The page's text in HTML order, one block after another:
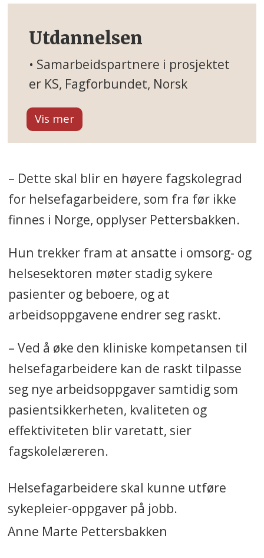
Utdannelsen
• Samarbeidspartnere i prosjektet
er KS, Fagforbundet, Norsk
Sykepleierforbund, Delta,
Kongsvinger-regionen, Os,
Ringebu og Gran kommune,
Innlandet Fylkeskommune.
• Parallelt med opplæringen på
Kongsvinger pågår en tilsvarende
pilot på Gjøvik med 11
helsefagarbeidere. Inn i prosjektet
er det også testet ut piloter i
klinisk observasjons-vurderings og
Elverum. En siste pilot testes ut på
Elverum før sommeren.
Tilbakemeldingene fra
studentene så langt har vært
positive, ifølge fagskolelærerne.
• Prosjektets mål er å utvikle et
helsefagarbeidere på nivå 5.2,
høyere fagskolegrad. Nivået for
helsefagarbeidere finnes ikke i
– Dette skal blir en høyere fagskolegrad
for helsefagarbeidere, som fra før ikke
finnes i Norge, opplyser Pettersbakken.
Hun trekker fram at ansatte i omsorg- og
helsesektoren møter stadig sykere
pasienter og beboere, og at
arbeidsoppgavene endrer seg raskt.
– Ved å øke den kliniske kompetansen til
helsefagarbeidere kan de raskt tilpasse
seg nye arbeidsoppgaver samtidig som
pasientsikkerheten, kvaliteten og
effektiviteten blir varetatt, sier
fagskolelæreren.
Helsefagarbeidere skal kunne utføre
sykepleier-oppgaver på jobb.
Anne Marte Pettersbakken